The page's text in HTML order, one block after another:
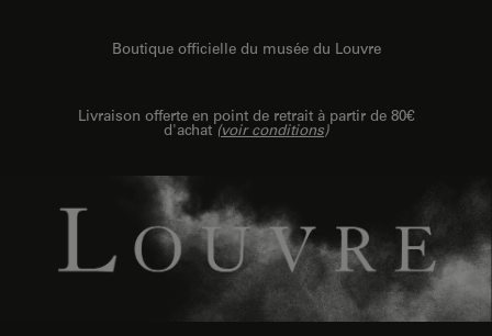
Boutique officielle du musée du Louvre
Livraison offerte en point de retrait à partir de 80€
d'achat (voir conditions)